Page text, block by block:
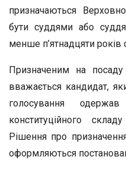
призначаються
бути суддями або
менше п’ятнадцяти
Призначеним на
вважається кандидат,
голосування
конституційного
Рішення про
оформляються